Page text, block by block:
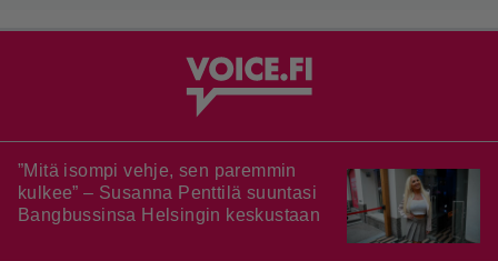
”Mitä isompi vehje, sen paremmin
kulkee” – Susanna Penttilä suuntasi
Bangbussinsa Helsingin keskustaan